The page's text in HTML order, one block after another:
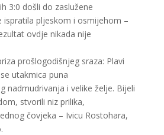
3:0 došli do zaslužene
ispratila pljeskom i osmijehom –
ovdje nikada nije
prošlogodišnjeg sraza: Plavi
utakmica puna
nadmudrivanja i velike želje. Bijeli
stvorili niz prilika,
čovjeka – Ivicu Rostohara,